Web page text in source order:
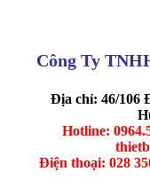
Công Ty
Địa chỉ: 46/106
Hotline:
Điện thoại: 028